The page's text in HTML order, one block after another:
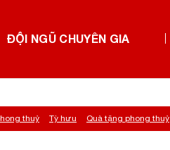
ĐỘI NGŨ CHUYÊN GIA
thuỷ Tỳ hưu Quà tặng phong thuỷ